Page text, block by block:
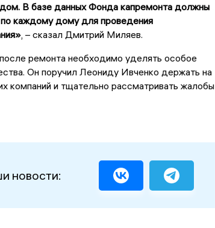
В базе данных Фонда капремонта должны
каждому дому для проведения
, – сказал Дмитрий Миляев.
ремонта необходимо уделять особое
Он поручил Леониду Ивченко держать на
компаний и тщательно рассматривать жалобы
новости: